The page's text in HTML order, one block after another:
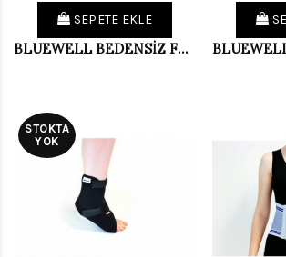
SEPETE EKLE
BLUEWELL BEDENSİZ FLEXİBLE BAL.DİZLİK BD002
STOKTA
YOK